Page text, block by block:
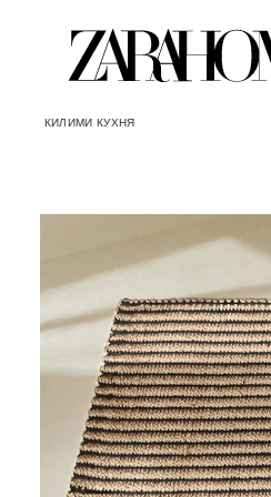
КИЛИМИ КУХНЯ